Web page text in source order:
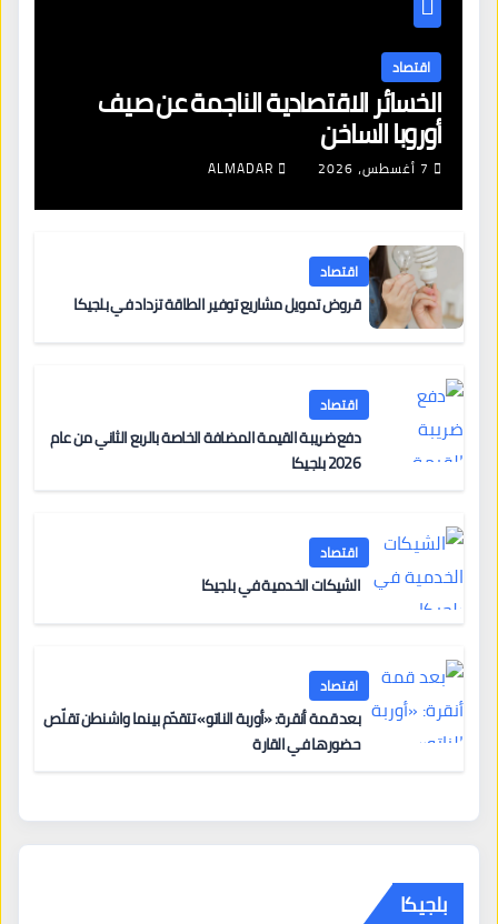
اقتصاد
الخسائر الاقتصادية الناجمة عن صيف
أوروبا الساخن
7 أغسطس، 2026 ALMADAR
اقتصاد
قروض تمويل مشاريع توفير الطاقة تزداد في بلجيكا
اقتصاد
دفع ضريبة القيمة المضافة الخاصة بالربع الثاني من عام
2026 بلجيكا
اقتصاد
الشيكات الخدمية في بلجيكا
اقتصاد
بعد قمة أنقرة: «أوربة الناتو» تتقدّم بينما واشنطن تقلّص
حضورها في القارة
بلجيكا